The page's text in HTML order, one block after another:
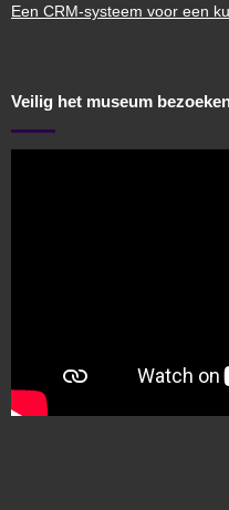
Een CRM-systeem voor een
Veilig het museum